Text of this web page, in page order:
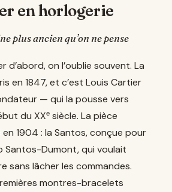
en horlogerie
plus ancien qu’on ne pense
d’abord, on l’oublie souvent. La
en 1847, et c’est Louis Cartier
— qui la pousse vers
du XXᵉ siècle. La pièce
1904 : la Santos, conçue pour
Santos-Dumont, qui voulait
sans lâcher les commandes.
montres-bracelets